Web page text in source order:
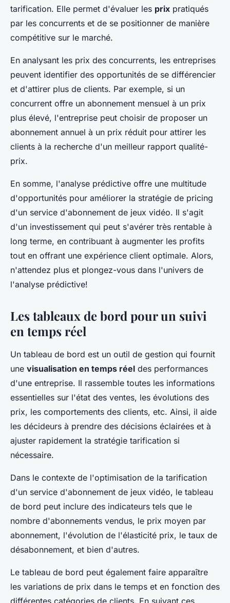
tarification. Elle permet d'évaluer les prix pratiqués
par les concurrents et de se positionner de manière
compétitive sur le marché.
En analysant les prix des concurrents, les entreprises
peuvent identifier des opportunités de se différencier
et d'attirer plus de clients. Par exemple, si un
concurrent offre un abonnement mensuel à un prix
plus élevé, l'entreprise peut choisir de proposer un
abonnement annuel à un prix réduit pour attirer les
clients à la recherche d'un meilleur rapport qualité-
prix.
En somme, l'analyse prédictive offre une multitude
d'opportunités pour améliorer la stratégie de pricing
d'un service d'abonnement de jeux vidéo. Il s'agit
d'un investissement qui peut s'avérer très rentable à
long terme, en contribuant à augmenter les profits
tout en offrant une expérience client optimale. Alors,
n'attendez plus et plongez-vous dans l'univers de
l'analyse prédictive!
Les tableaux de bord pour un suivi
en temps réel
Un tableau de bord est un outil de gestion qui fournit
une visualisation en temps réel des performances
d'une entreprise. Il rassemble toutes les informations
essentielles sur l'état des ventes, les évolutions des
prix, les comportements des clients, etc. Ainsi, il aide
les décideurs à prendre des décisions éclairées et à
ajuster rapidement la stratégie tarification si
nécessaire.
Dans le contexte de l'optimisation de la tarification
d'un service d'abonnement de jeux vidéo, le tableau
de bord peut inclure des indicateurs tels que le
nombre d'abonnements vendus, le prix moyen par
abonnement, l'évolution de l'élasticité prix, le taux de
désabonnement, et bien d'autres.
Le tableau de bord peut également faire apparaître
les variations de prix dans le temps et en fonction des
différentes catégories de clients. En suivant ces